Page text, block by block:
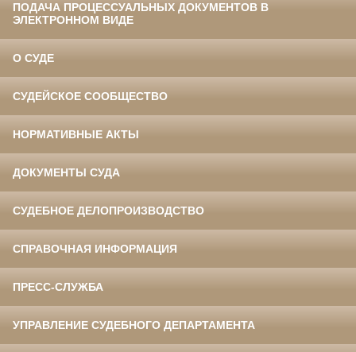
ПОДАЧА ПРОЦЕССУАЛЬНЫХ ДОКУМЕНТОВ В
ЭЛЕКТРОННОМ ВИДЕ
О СУДЕ
СУДЕЙСКОЕ СООБЩЕСТВО
НОРМАТИВНЫЕ АКТЫ
ДОКУМЕНТЫ СУДА
СУДЕБНОЕ ДЕЛОПРОИЗВОДСТВО
СПРАВОЧНАЯ ИНФОРМАЦИЯ
ПРЕСС-СЛУЖБА
УПРАВЛЕНИЕ СУДЕБНОГО ДЕПАРТАМЕНТА